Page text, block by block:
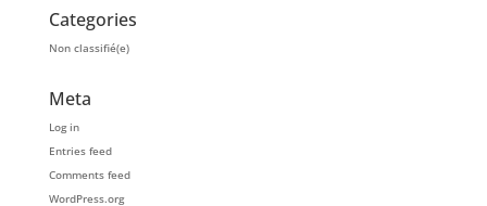
Categories
Non classifié(e)
Meta
Log in
Entries feed
Comments feed
WordPress.org